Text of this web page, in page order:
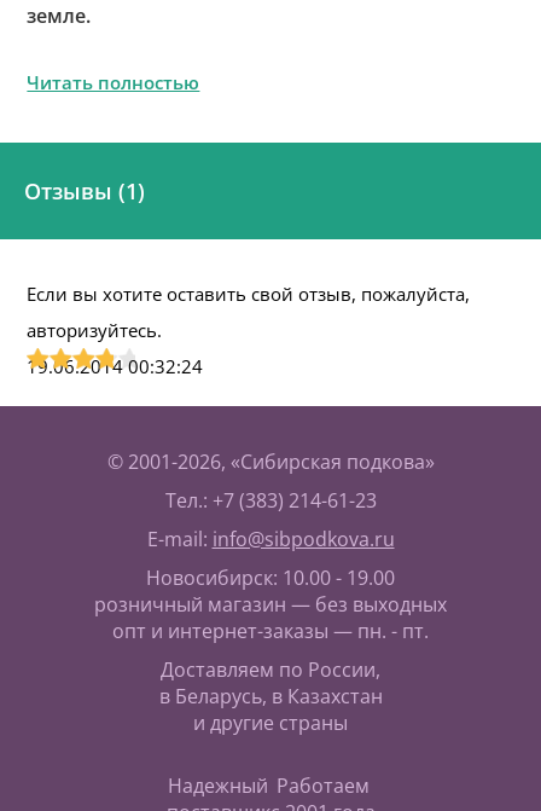
земле.
Читать полностью
Отзывы (1)
Если вы хотите оставить свой отзыв, пожалуйста,
авторизуйтесь.
19.06.2014 00:32:24
© 2001-2026, «Сибирская подкова»
Тел.: +7 (383) 214-61-23
E-mail: info@sibpodkova.ru
Новосибирск: 10.00 - 19.00
розничный магазин — без выходных
опт и интернет-заказы — пн. - пт.
Доставляем по России,
в Беларусь, в Казахстан
и другие страны
Надежный Работаем